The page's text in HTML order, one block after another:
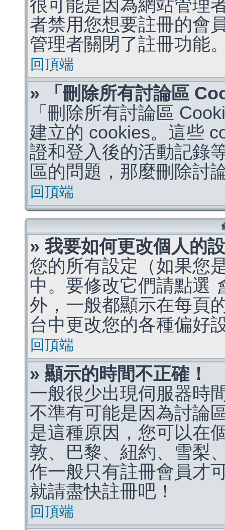
很可能是因為網站管理
者禁用您想要註冊的會
管理者關閉了註冊功能
回頂端
» 「刪除所有討論區
「刪除所有討論區
建立的 cookies。這些
證和登入後的活動記錄
區的問題，那麼刪除討
回頂端
» 我要如何更改個人的
您的所有設定（如果您
中。要修改它們請點選
外，一般都顯示在每頁
台中更改您的各種偏好
回頂端
» 顯示的時間不正確！
一般很少出現伺服器時
不準有可能是因為討論
是這種原因，您可以在
敦、巴黎、紐約、雪梨
作一般只有註冊會員才
就請盡快註冊吧！
回頂端